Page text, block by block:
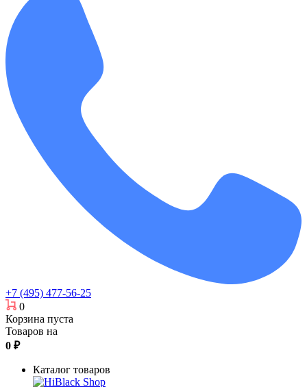
+7 (495) 477-56-25
0
Корзина пуста
Товаров на
0 ₽
Каталог товаров